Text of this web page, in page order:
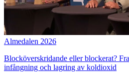
Almedalen 2026
Blocköverskridande eller blockerat?
infångning och lagring av koldioxid